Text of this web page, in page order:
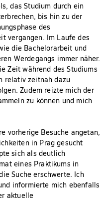
das Studium durch ein
bis hin zu der
des
vergangen. Im Laufe des
die Bachelorarbeit und
Werdegangs immer näher.
Zeit während des Studiums
relativ zeitnah dazu
Zudem reizte mich der
zu können und mich
vorherige Besuche angetan,
in Prag gesucht
sich als deutlich
eines Praktikums in
Suche erschwerte. Ich
informierte mich ebenfalls
aktuelle